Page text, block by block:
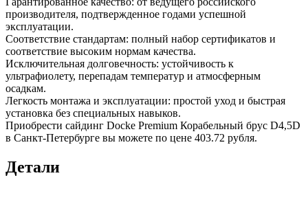
производителя, подтвержденное годами успешной
эксплуатации.
Соответствие стандартам: полный набор сертификатов и
соответствие высоким нормам качества.
Исключительная долговечность: устойчивость к
ультрафиолету, перепадам температур и атмосферным
осадкам.
Легкость монтажа и эксплуатации: простой уход и быстрая
установка без специальных навыков.
Приобрести сайдинг Docke Premium Корабельный брус D4,5D
в Санкт-Петербурге вы можете по цене 403.72 рубля.
Детали